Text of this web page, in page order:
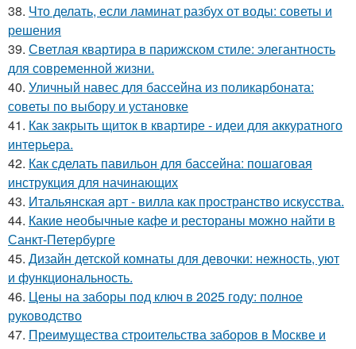
38. Что делать, если ламинат разбух от воды: советы и
решения
39. Светлая квартира в парижском стиле: элегантность
для современной жизни.
40. Уличный навес для бассейна из поликарбоната:
советы по выбору и установке
41. Как закрыть щиток в квартире - идеи для аккуратного
интерьера.
42. Как сделать павильон для бассейна: пошаговая
инструкция для начинающих
43. Итальянская арт - вилла как пространство искусства.
44. Какие необычные кафе и рестораны можно найти в
Санкт-Петербурге
45. Дизайн детской комнаты для девочки: нежность, уют
и функциональность.
46. Цены на заборы под ключ в 2025 году: полное
руководство
47. Преимущества строительства заборов в Москве и